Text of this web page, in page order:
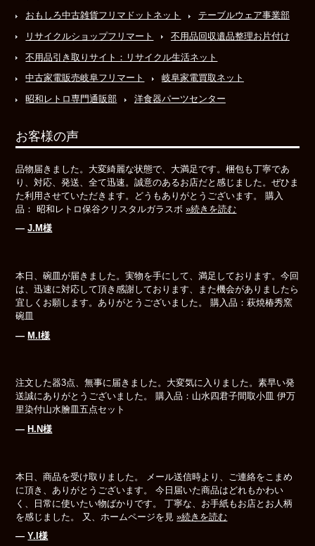
おもしろ中古雑貨フリマドットネット
テーブルウェア事業部
リサイクルショップフリマート
不用品回収遺品整理お片付け
不用品引き取りサイト：リサイクル生活ネット
中古家電販売岐阜フリマート
岐阜家電買取ネット
昭和レトロ専門通販部
洋食器パーツセンター
お客様の声
品物届きました。大変綺麗な状態で、大満足です。梱包も丁寧であ
り、対応、発送、全て迅速。誠意のあるお店だと感じました。ぜひま
た利用させていただきます。どうもありがとうございます。 購入
品： 昭和レトロ保谷クリスタルガラスボ»続きを読む
―J.M様
本日、碗皿が届きました。実物を手にして、満足しております。今回
は、迅速に対応して頂き感謝しております、また機会がありましたら
宜しくお願します。ありがとうございました。 購入品：萩焼椿秀窯
碗皿
―M.I様
注文した器3点、無事に届きました。大変気に入りました。素早い発
送誠にありがとうございました。 購入品：山水四君子間取小皿 伊万
里染付山水膾皿五点セット
― H.N様
本日、商品を受け取りました。 メール送信時より、ご連絡をこまめ
に頂き、ありがとうございます。 今日届いた商品はどれもかわい
く、日常に使いたい物ばかりです。 丁寧な、お手紙もお店とお人柄
を感じました。 又、ホームページを見»続きを読む
―Y.I様